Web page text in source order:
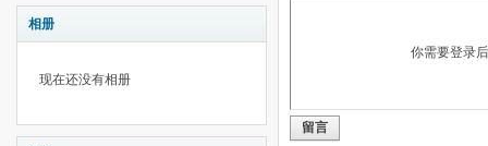
相册
现在还没有相册
你需要登录
留言